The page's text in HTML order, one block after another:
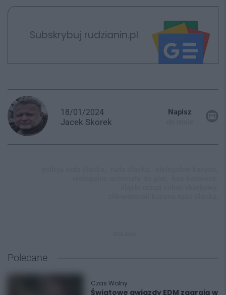
Subskrybuj rudzianin.pl
18/01/2024
Jacek Skorek
Napisz
Polecane
Czas Wolny
Światowe gwiazdy EDM zagrają w